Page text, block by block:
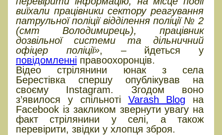
виїхали працівники сектору реагування
патрульної поліції відділення поліції № 2
(смт Володимирець), працівник
дозвільної системи та дільничний
офіцер поліції», – йдеться у
повідомленні правоохоронців.
Відео стрілянини юнак з села
Берестівка спершу опублікував на
своєму Instagram. Згодом воно
з’явилося у спільноті Varash Blog на
Facebook із закликом звернути увагу на
факт стрілянини у селі, а також
перевірити, звідки у хлопця зброя.